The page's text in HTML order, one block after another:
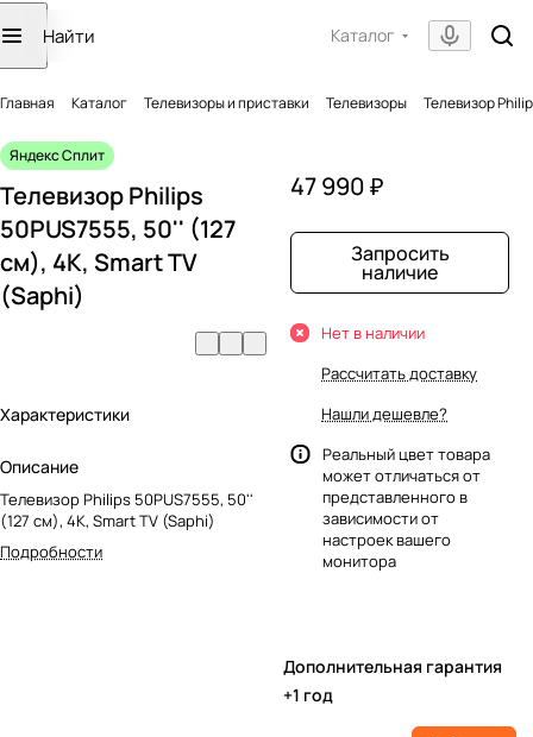
Каталог
Главная Каталог Телевизоры и приставки Телевизоры Телевизор
Яндекс Сплит
Телевизор Philips
50PUS7555, 50'' (127
см), 4K, Smart TV
(Saphi)
Характеристики
Описание
Телевизор Philips 50PUS7555, 50''
(127 см), 4K, Smart TV (Saphi)
Подробности
47 990 ₽
Запросить
наличие
Нет в наличии
Рассчитать доставку
Нашли дешевле?
Реальный цвет товара
может отличаться от
представленного в
зависимости от
настроек вашего
монитора
Дополнительная гарантия
+1 год